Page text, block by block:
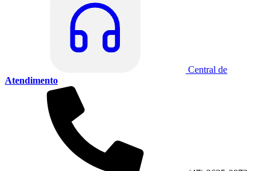
Central de
Atendimento